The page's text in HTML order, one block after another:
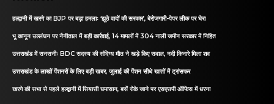
हल्द्वानी में खरगे का BJP पर बड़ा हमलाः ‘झूठे वादों की सरकार’, बेरोजगारी-पेपर लीक पर घेरा
भू कानून उल्लंघन पर नैनीताल में बड़ी कार्रवाई, 14 मामलों में 304 नाली जमीन सरकार में निहित
उत्तराखंड में सनसनीः BDC सदस्य की संदिग्ध मौत ने खड़े किए सवाल, नदी किनारे मिला शव
उत्तराखंड के लाखों पेंशनरों के लिए बड़ी खबर, जुलाई की पेंशन सीधे खातों में ट्रांसफर
खरगे की सभा से पहले हल्द्वानी में सियासी घमासान, बसें रोके जाने पर एसएसपी ऑफिस में धरना